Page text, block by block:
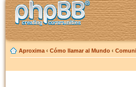
Aproxima ‹ Cómo llamar al Mundo ‹